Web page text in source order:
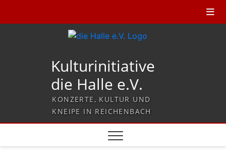
Kulturinitiative
die Halle e.V.
KONZERTE, KULTUR UND
KNEIPE IN REICHENBACH